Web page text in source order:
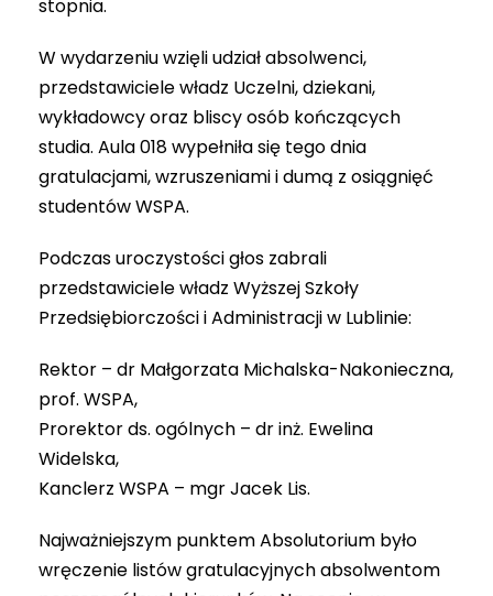
stopnia.
W wydarzeniu wzięli udział absolwenci,
przedstawiciele władz Uczelni, dziekani,
wykładowcy oraz bliscy osób kończących
studia. Aula 018 wypełniła się tego dnia
gratulacjami, wzruszeniami i dumą z osiągnięć
studentów WSPA.
Podczas uroczystości głos zabrali
przedstawiciele władz Wyższej Szkoły
Przedsiębiorczości i Administracji w Lublinie:
Rektor – dr Małgorzata Michalska-Nakonieczna,
prof. WSPA,
Prorektor ds. ogólnych – dr inż. Ewelina
Widelska,
Kanclerz WSPA – mgr Jacek Lis.
Najważniejszym punktem Absolutorium było
wręczenie listów gratulacyjnych absolwentom